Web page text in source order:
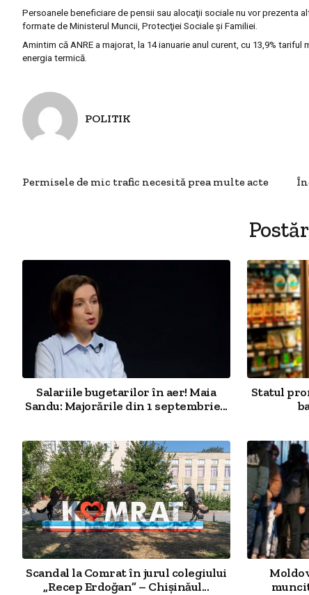
Persoanele beneficiare de pensii sau alocaţii sociale nu vor prezenta
formate de Ministerul Muncii, Protecţiei Sociale şi Familiei.
Amintim că ANRE a majorat, la 14 ianuarie anul curent, cu 13,9%
energia termică.
POLITIK
Permisele de mic trafic necesită prea multe acte
Salariile bugetarilor în aer! Maia
Sandu: Majorările din 1 septembrie...
Statul
Scandal la Comrat în jurul colegiului
„Recep Erdoğan” – Chișinăul...